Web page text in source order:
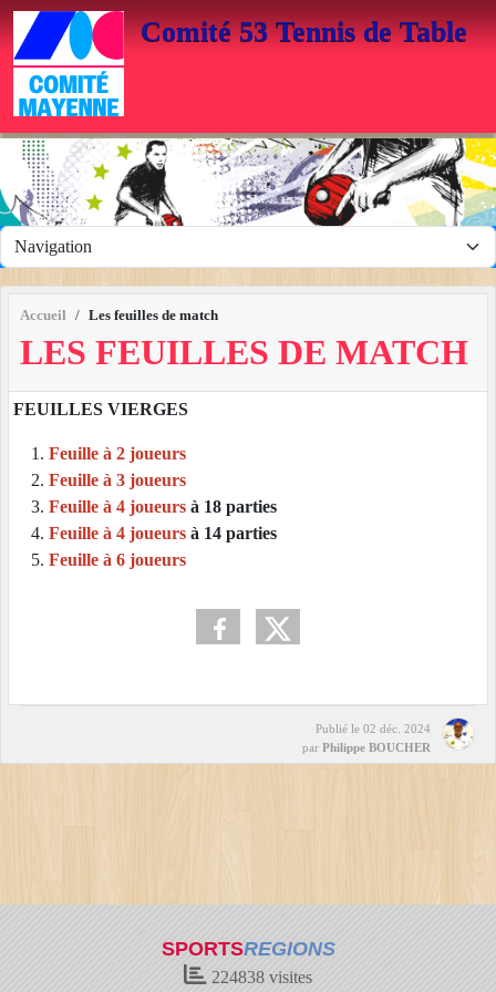
Comité 53 Tennis de Table
Accueil Les feuilles de match
LES FEUILLES DE MATCH
FEUILLES VIERGES
Feuille à 2 joueurs
Feuille à 3 joueurs
Feuille à 4 joueurs à 18 parties
Feuille à 4 joueurs à 14 parties
Feuille à 6 joueurs
Publié le 02 déc. 2024
par Philippe BOUCHER
SPORTSREGIONS
224838 visites
Panneau de gestion des cookies